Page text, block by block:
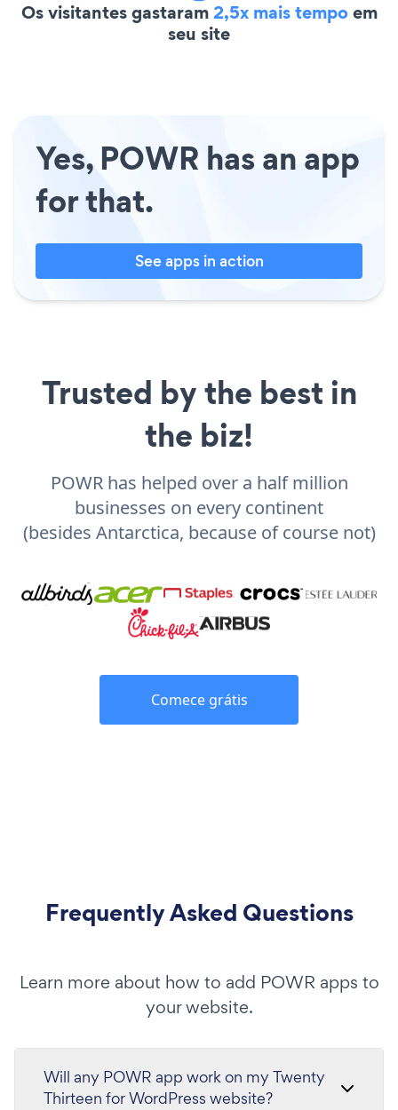
Os visitantes gastaram2,5x mais tempoem
seu site
Yes, POWR has an app
for that.
See apps in action
Trusted by the best in
the biz!
POWR has helped over a half million
businesses on every continent
(besides Antarctica, because of course not)
Comece grátis
Frequently Asked Questions
Learn more about how to add POWR apps to
your website.
Will any POWR app work on my Twenty
Thirteen for WordPress website?